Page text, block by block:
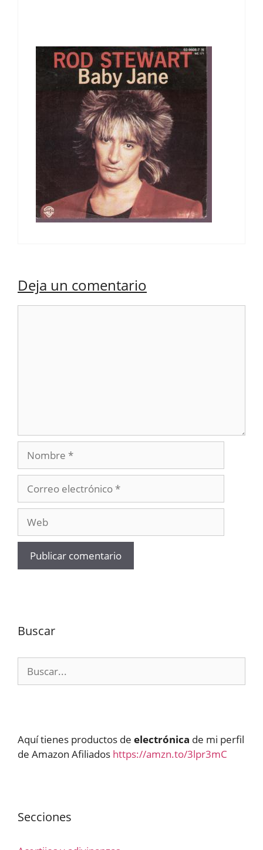
Deja un comentario
Nombre
electrónico
Buscar
Aquí tienes productos de electrónica de mi perfil
de Amazon Afiliados https://amzn.to/3lpr3mC
Secciones